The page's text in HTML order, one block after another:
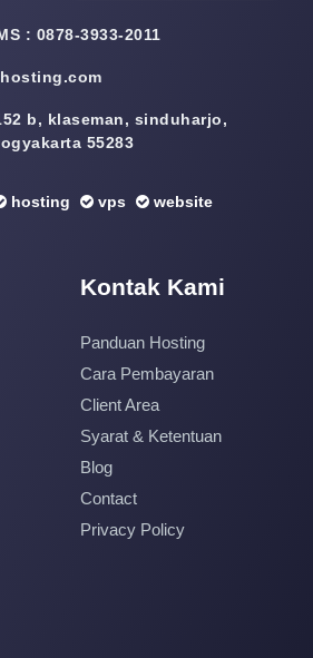
: 0878-3933-2011
b, klaseman, sinduharjo,
55283
hosting vps website
Kontak Kami
Panduan Hosting
Cara Pembayaran
Client Area
Syarat & Ketentuan
Blog
Contact
Privacy Policy